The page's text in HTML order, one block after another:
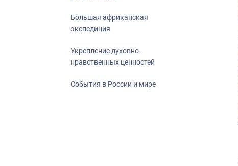
Большая африканская
экспедиция
Укрепление духовно-
нравственных ценностей
События в России и мире